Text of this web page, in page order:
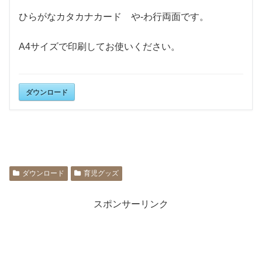
ひらがなカタカナカード や-わ行両面です。
A4サイズで印刷してお使いください。
ダウンロード
ダウンロード 育児グッズ
スポンサーリンク